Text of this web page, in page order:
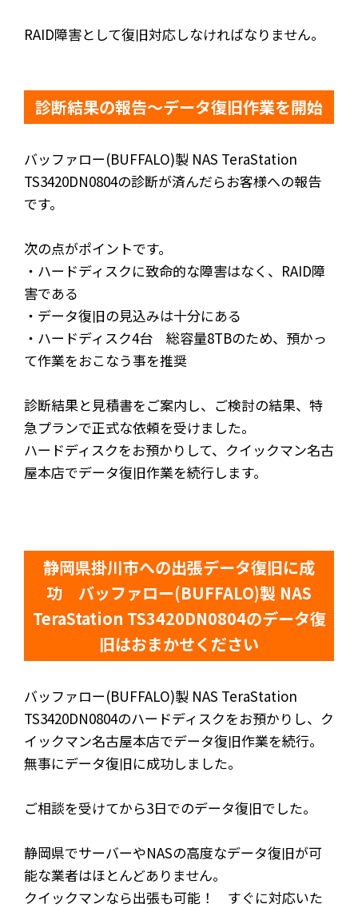
RAID障害として復旧対応しなければなりません。
診断結果の報告～データ復旧作業を開始
バッファロー(BUFFALO)製 NAS TeraStation
TS3420DN0804の診断が済んだらお客様への報告
です。
次の点がポイントです。
・ハードディスクに致命的な障害はなく、RAID障
害である
・データ復旧の見込みは十分にある
・ハードディスク4台 総容量8TBのため、預かっ
て作業をおこなう事を推奨
診断結果と見積書をご案内し、ご検討の結果、特
急プランで正式な依頼を受けました。
ハードディスクをお預かりして、クイックマン名古
屋本店でデータ復旧作業を続行します。
静岡県掛川市への出張データ復旧に成
功 バッファロー(BUFFALO)製 NAS
TeraStation TS3420DN0804のデータ復
旧はおまかせください
バッファロー(BUFFALO)製 NAS TeraStation
TS3420DN0804のハードディスクをお預かりし、ク
イックマン名古屋本店でデータ復旧作業を続行。
無事にデータ復旧に成功しました。
ご相談を受けてから3日でのデータ復旧でした。
静岡県でサーバーやNASの高度なデータ復旧が可
能な業者はほとんどありません。
クイックマンなら出張も可能！ すぐに対応いた